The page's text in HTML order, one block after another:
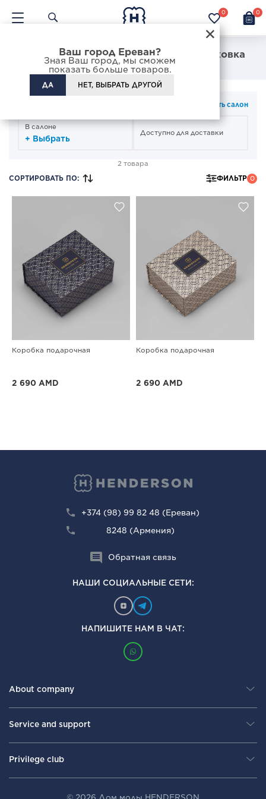
×
Ваш город Ереван?
Зная Ваш город, мы сможем
показать больше товаров.
ДА НЕТ, ВЫБРАТЬ ДРУГОЙ
0 0
Маленькая мужская подарочная упаковка
Изменить салон
В салоне
+ Выбрать
Доступно для доставки
СОРТИРОВАТЬ ПО:
2 товара
ФИЛЬТР 0
Коробка подарочная
2 690 AMD
Коробка подарочная
2 690 AMD
+374 (98) 99 82 48 (Ереван)
8248 (Армения)
Обратная связь
НАШИ СОЦИАЛЬНЫЕ СЕТИ:
НАПИШИТЕ НАМ В ЧАТ:
About company
Service and support
Privilege club